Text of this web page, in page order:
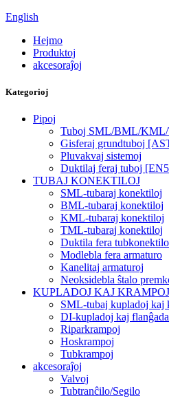
English
Hejmo
Produktoj
akcesoraĵoj
Kategorioj
Pipoj
Tuboj SML/BML/
Gisferaj grundtuboj
Pluvakvaj sistemoj
Duktilaj feraj tuboj
TUBAJ KONEKTILOJ
SML-tubaraj konektiloj
BML-tubaraj konektiloj
KML-tubaraj konektiloj
TML-tubaraj konektiloj
Duktila fera tubkonektilo
Modlebla fera armaturo
Kanelitaj armaturoj
Neoksidebla ŝtalo
KUPLADOJ KAJ KRAMPOJ
SML-tubaj kupladoj kaj
DI-kupladoj kaj
Riparkrampoj
Hoskrampoj
Tubkrampoj
akcesoraĵoj
Valvoj
Tubtranĉilo/Segilo